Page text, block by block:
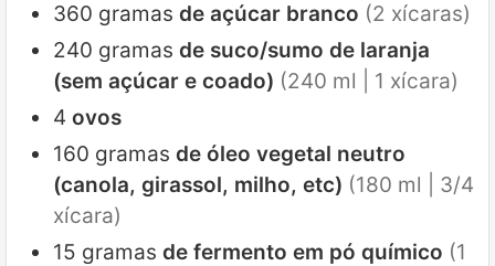
360 gramas de açúcar branco (2 xícaras)
240 gramas de suco/sumo de laranja
(sem açúcar e coado) (240 ml | 1 xícara)
4 ovos
160 gramas de óleo vegetal neutro
(canola, girassol, milho, etc) (180 ml | 3/4
xícara)
15 gramas de fermento em pó químico (1